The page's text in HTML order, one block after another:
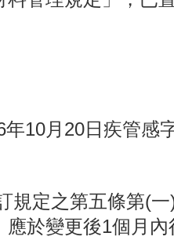
10月20日疾管感
規定之第五條第(
應於變更後1個月